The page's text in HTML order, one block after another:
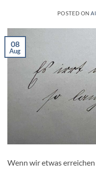
POSTED ON
08
Aug
Wenn wir etwas